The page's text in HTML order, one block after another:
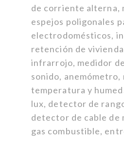
de corriente alterna,
espejos poligonales
electrodomésticos,
retención de
infrarrojo, medidor
sonido, anemómetro,
temperatura y
lux, detector de
detector de cable de
gas combustible,